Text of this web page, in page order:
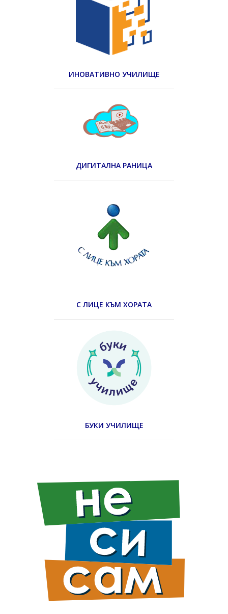
ИНОВАТИВНО УЧИЛИЩЕ
ДИГИТАЛНА РАНИЦА
С ЛИЦЕ КЪМ ХОРАТА
БУКИ УЧИЛИЩЕ